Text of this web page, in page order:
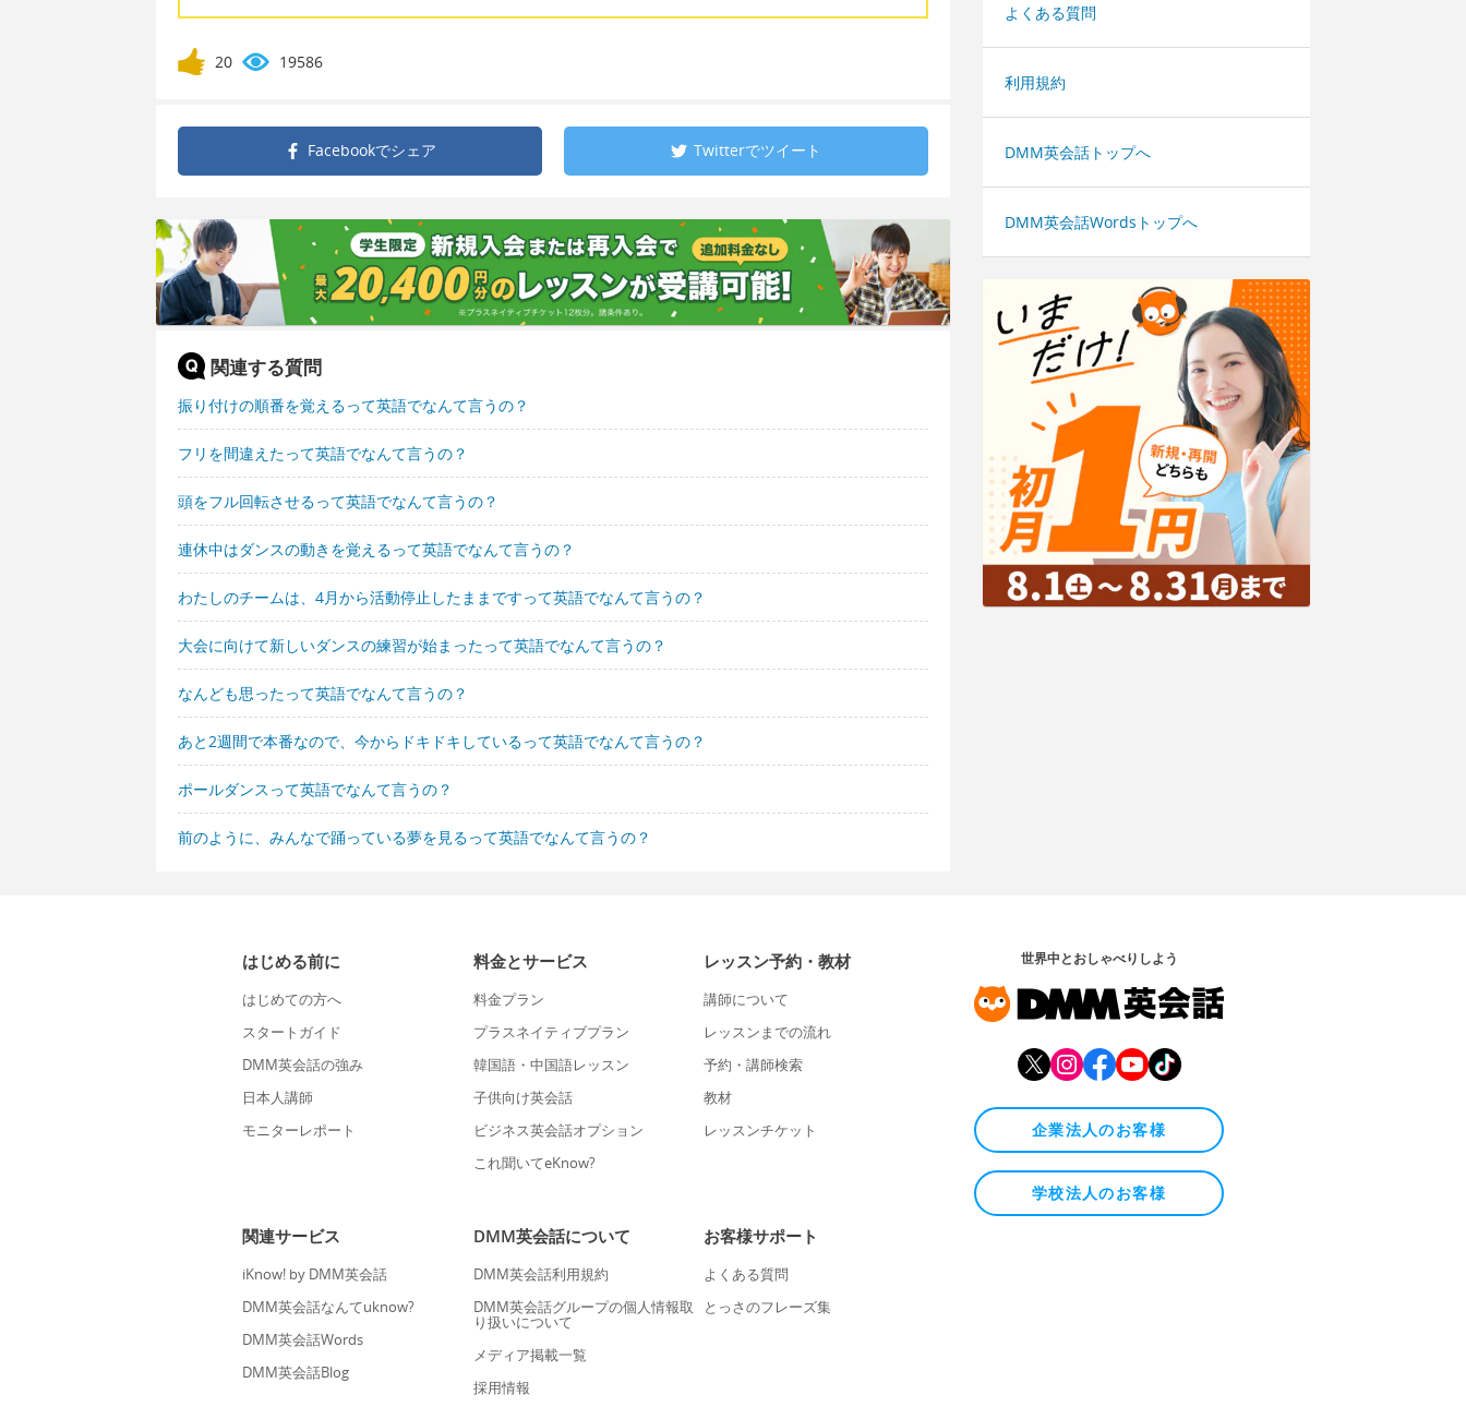
20 19586
Facebookでシェア Twitterでツイート
関連する質問
振り付けの順番を覚えるって英語でなんて言うの？
フリを間違えたって英語でなんて言うの？
頭をフル回転させるって英語でなんて言うの？
連休中はダンスの動きを覚えるって英語でなんて言うの？
わたしのチームは、4月から活動停止したままですって英語でなんて言うの？
大会に向けて新しいダンスの練習が始まったって英語でなんて言うの？
なんども思ったって英語でなんて言うの？
あと2週間で本番なので、今からドキドキしているって英語でなんて言うの？
ポールダンスって英語でなんて言うの？
前のように、みんなで踊っている夢を見るって英語でなんて言うの？
よくある質問
利用規約
DMM英会話トップへ
DMM英会話Wordsトップへ
はじめる前に
はじめての方へ
スタートガイド
DMM英会話の強み
日本人講師
モニターレポート
料金とサービス
料金プラン
プラスネイティブプラン
韓国語・中国語レッスン
子供向け英会話
ビジネス英会話オプション
これ聞いてeKnow?
レッスン予約・教材
講師について
レッスンまでの流れ
予約・講師検索
教材
レッスンチケット
関連サービス
iKnow! by DMM英会話
DMM英会話なんてuknow?
DMM英会話Words
DMM英会話Blog
DMM英会話について
DMM英会話利用規約
DMM英会話グループの個人情報取
り扱いについて
メディア掲載一覧
採用情報
お客様サポート
よくある質問
とっさのフレーズ集
世界中とおしゃべりしよう
企業法人のお客様
学校法人のお客様